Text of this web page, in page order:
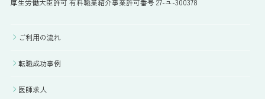
ご利用の流れ
転職成功事例
医師求人